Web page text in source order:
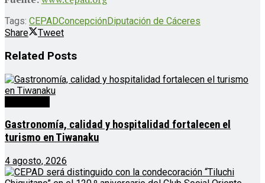
Tags: CEPADConcepciónDiputación de Cáceres
Share
Tweet
Related Posts
Gastronomía, calidad y hospitalidad fortalecen el
turismo en Tiwanaku
4 agosto, 2026